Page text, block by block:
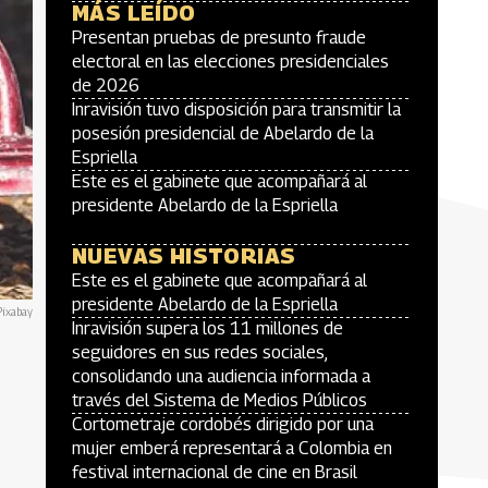
MÁS LEÍDO
Presentan pruebas de presunto fraude
electoral en las elecciones presidenciales
de 2026
Inravisión tuvo disposición para transmitir la
posesión presidencial de Abelardo de la
Espriella
Este es el gabinete que acompañará al
presidente Abelardo de la Espriella
NUEVAS HISTORIAS
Este es el gabinete que acompañará al
presidente Abelardo de la Espriella
Inravisión supera los 11 millones de
seguidores en sus redes sociales,
consolidando una audiencia informada a
través del Sistema de Medios Públicos
Cortometraje cordobés dirigido por una
mujer emberá representará a Colombia en
festival internacional de cine en Brasil